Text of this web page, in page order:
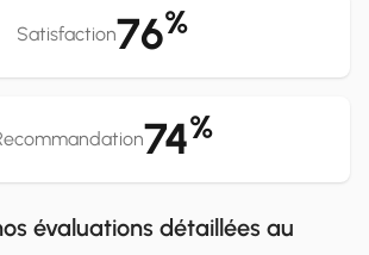
Satisfaction76%
74%
évaluations détaillées au